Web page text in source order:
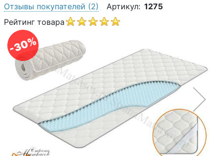
Open submenu (Шкафы)
Шкафы
О компании
Контакты
Доставка по городу
-30%
Отзывы покупателей (2) Артикул: 1275
Рейтинг товара